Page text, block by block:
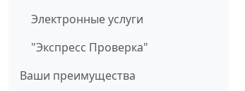
Электронные услуги
"Экспресс Проверка"
Ваши преимущества